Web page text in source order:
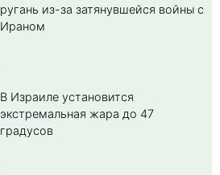
ругань из-за затянувшейся войны с
Ираном
В Израиле установится
экстремальная жара до 47
градусов